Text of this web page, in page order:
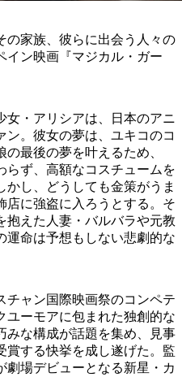
の家族、彼らに出会う人々の
イン映画『マジカル・ガー
女・アリシアは、日本のアニ
ン。彼女の夢は、ユキコのコ
最後の夢を叶えるため、
らず、高額なコスチュームを
し、どうしても金策がうま
店に強盗に入ろうとする。そ
抱えた人妻・バルバラや元教
運命は予想もしない悲劇的な
チャン国際映画祭のコンペテ
ユーモアに包まれた独創的な
みな構成が話題を集め、見事
賞する快挙を成し遂げた。監
劇場デビューとなる新星・カ